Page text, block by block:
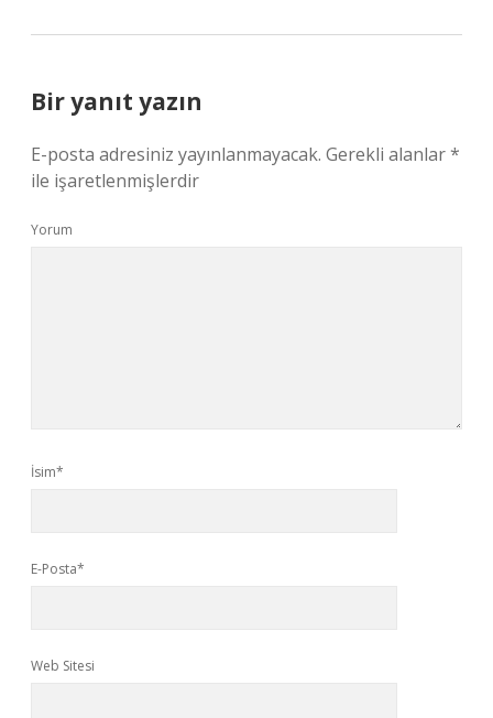
Bir yanıt yazın
E-posta adresiniz yayınlanmayacak. Gerekli alanlar*
ile işaretlenmişlerdir
Yorum
İsim*
E-Posta*
Web Sitesi